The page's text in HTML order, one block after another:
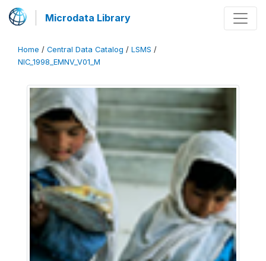
Microdata Library
Home / Central Data Catalog / LSMS /
NIC_1998_EMNV_V01_M